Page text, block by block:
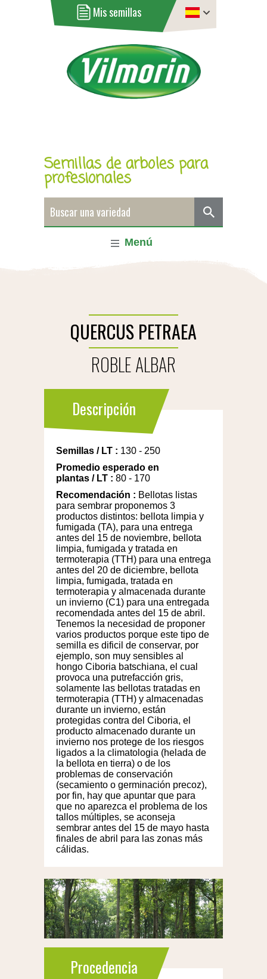
Mis semillas
Semillas de arboles para
profesionales
Menú
QUERCUS PETRAEA
ROBLE ALBAR
Descripción
Semillas / LT : 130 - 250
Promedio esperado en
plantas / LT : 80 - 170
Recomendación : Bellotas listas
para sembrar proponemos 3
productos distintos: bellota limpia y
fumigada (TA), para una entrega
antes del 15 de noviembre, bellota
limpia, fumigada y tratada en
termoterapia (TTH) para una entrega
antes del 20 de diciembre, bellota
limpia, fumigada, tratada en
termoterapia y almacenada durante
un invierno (C1) para una entregada
recomendada antes del 15 de abril.
Tenemos la necesidad de proponer
varios productos porque este tipo de
semilla es dificil de conservar, por
ejemplo, son muy sensibles al
hongo Ciboria batschiana, el cual
provoca una putrefacción gris,
solamente las bellotas tratadas en
termoterapia (TTH) y almacenadas
durante un invierno, están
protegidas contra del Ciboria, el
producto almacenado durante un
invierno nos protege de los riesgos
ligados a la climatologia (helada de
la bellota en tierra) o de los
problemas de conservación
(secamiento o germinación precoz),
por fin, hay que apuntar que para
que no aparezca el problema de los
tallos múltiples, se aconseja
sembrar antes del 15 de mayo hasta
finales de abril para las zonas más
cálidas.
Procedencia